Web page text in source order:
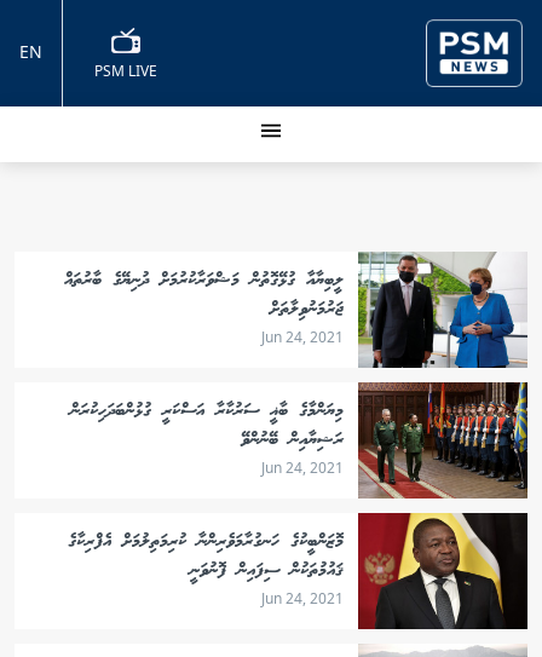
PSM LIVE
EN
ލީބިޔާއާ ގުޅޭގޮތުން މަޝްވަރާކުރުމަށް ދުނިޔޭގެ ބާރުތައް
ޖަރުމަނުވިލާތަށް
Jun 24, 2021
މިޔަންމާގެ ބާޣީ ސަރުކާރާ އަސްކަރީ ގުޅުންބަދަހިކުރަން
ރަޝިޔާއިން ބޭނުންވޭ
Jun 24, 2021
މޮޒަންބީކުގެ ހަނގުރާމަވެރިންނާ ކުރިމަތިލުމަށް އެފްރިކާގެ
ޤައުމުތަކުން ސިފައިން ފޮނުވަނީ
Jun 24, 2021